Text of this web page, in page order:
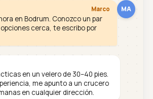
MA
Marco
en Bodrum. Conozco un par
cerca, te escribo por
en un velero de 30–40 pies.
me apunto a un crucero
en cualquier dirección.